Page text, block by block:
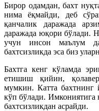
Бирор одамдан, бахт
нима ёқмайди, деб
қанчалик даражада
даражада юқори бўлади.
учун инсон маълум
бахтсизликда эса биз
Бахтга кенг кўламда
етишиш қийин,
мумкин. Катта бахтнинг
кўп бўлади. Имкониятига
бахтсизликдан асрайди.